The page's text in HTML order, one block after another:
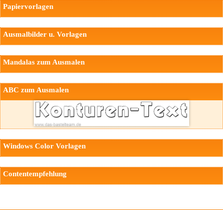
Papiervorlagen
Ausmalbilder u. Vorlagen
Mandalas zum Ausmalen
ABC zum Ausmalen
Windows Color Vorlagen
Contentempfehlung